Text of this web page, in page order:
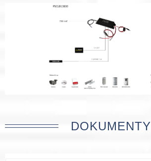
DOKUMENTY